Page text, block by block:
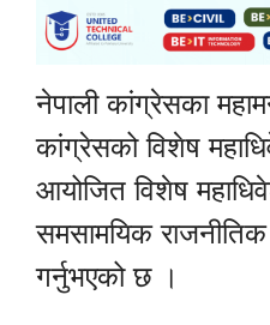
नेपाली कांग्रेसका
कांग्रेसको विशेष
आयोजित विशेष
समसामयिक
गर्नुभएको छ ।